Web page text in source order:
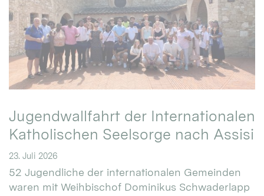
Jugendwallfahrt der Internationalen
Katholischen Seelsorge nach Assisi
23. Juli 2026
52 Jugendliche der internationalen Gemeinden
waren mit Weihbischof Dominikus Schwaderlapp